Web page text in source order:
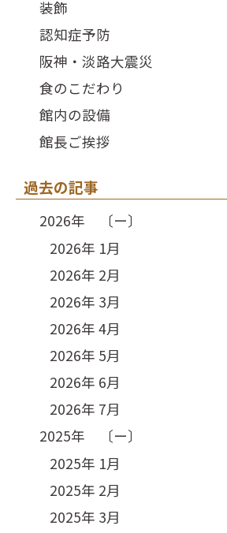
装飾
認知症予防
阪神・淡路大震災
食のこだわり
館内の設備
館長ご挨拶
過去の記事
2026年 〔ー〕
2026年 1月
2026年 2月
2026年 3月
2026年 4月
2026年 5月
2026年 6月
2026年 7月
2025年 〔ー〕
2025年 1月
2025年 2月
2025年 3月